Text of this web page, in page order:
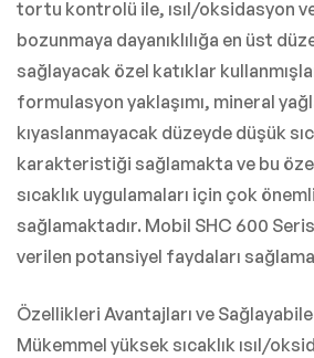
tortu kontrolü ile, ısıl/oksidasyon
bozunmaya dayanıklılığa en üst
sağlayacak özel katıklar
formulasyon yaklaşımı, mineral
kıyaslanmayacak düzeyde düşük
karakteristiği sağlamakta ve bu
sıcaklık uygulamaları için çok
sağlamaktadır. Mobil SHC 600
verilen potansiyel faydaları
Özellikleri Avantajları ve
Mükemmel yüksek sıcaklık ısıl/